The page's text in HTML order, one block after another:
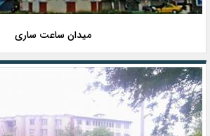
میدان ساعت ساری